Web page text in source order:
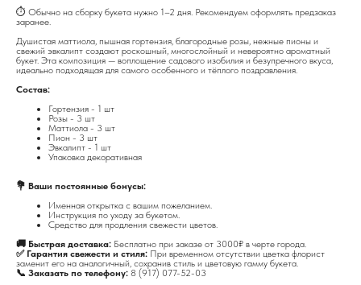
⏱️ Обычно на сборку букета нужно 1–2 дня. Рекомендуем оформлять предзаказ
заранее.
Душистая маттиола, пышная гортензия, благородные розы, нежные пионы и
свежий эвкалипт создают роскошный, многослойный и невероятно ароматный
букет. Эта композиция — воплощение садового изобилия и безупречного вкуса,
идеально подходящая для самого особенного и тёплого поздравления.
Состав:
Гортензия - 1 шт
Розы - 3 шт
Маттиола - 3 шт
Пион - 3 шт
Эвкалипт - 1 шт
Упаковка декоративная
💐 Ваши постоянные бонусы:
Именная открытка с вашим пожеланием.
Инструкция по уходу за букетом.
Средство для продления свежести цветов.
🚚 Быстрая доставка: Бесплатно при заказе от 3000₽ в черте города.
✅ Гарантия свежести и стиля: При временном отсутствии цветка флорист
заменит его на аналогичный, сохранив стиль и цветовую гамму букета.
📞 Заказать по телефону: 8 (917) 077-52-03